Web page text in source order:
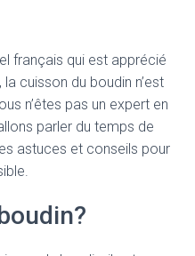
français qui est apprécié
cuisson du boudin n’est
n’êtes pas un expert en
parler du temps de
astuces et conseils pour